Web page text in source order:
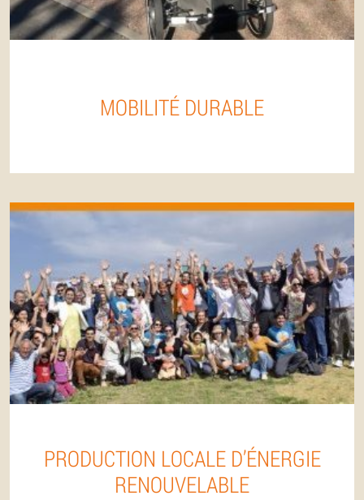
MOBILITÉ DURABLE
PRODUCTION LOCALE D’ÉNERGIE
RENOUVELABLE